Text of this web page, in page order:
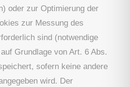
oder zur Optimierung der
zur Messung des
sind (notwendige
Grundlage von Art. 6 Abs.
sofern keine andere
wird. Der